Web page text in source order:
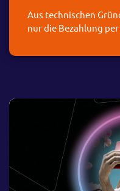
Aus technischen
nur die Bezahlung per